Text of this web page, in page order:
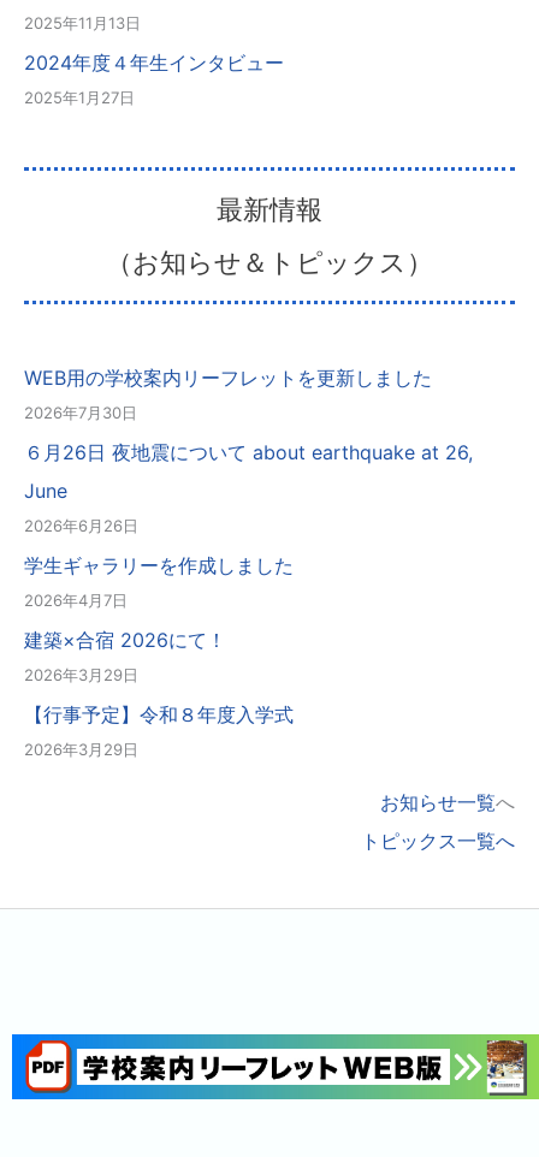
2025年11月13日
2024年度４年生インタビュー
2025年1月27日
最新情報
（お知らせ＆トピックス）
WEB用の学校案内リーフレットを更新しました
2026年7月30日
６月26日 夜地震について about earthquake at 26,
June
2026年6月26日
学生ギャラリーを作成しました
2026年4月7日
建築×合宿 2026にて！
2026年3月29日
【行事予定】令和８年度入学式
2026年3月29日
お知らせ一覧へ
トピックス一覧へ